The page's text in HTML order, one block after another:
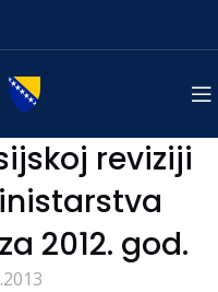
reviziji
2012. god.